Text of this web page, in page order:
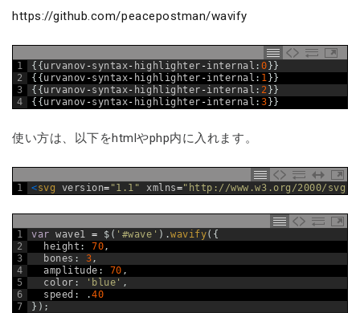
https://github.com/peacepostman/wavify
1
2
3
4
{ { urvanov -syntax- highlighter -internal :0 } }
{ { urvanov -syntax- highlighter -internal : 1 } }
{ { urvanov -syntax- highlighter -internal : 2 } }
{ { urvanov -syntax- highlighter -internal :3 } }
使い方は、以下をhtmlやphp内に入れます。
1 <svg version= "1.1" xmlns="http://www.w3.org/2000/svg"
1
2
3
4
5
6
7
var wave1 = $ ( '#wave' ) .wavify( {
height : 70,
bones : 3,
amplitude : 70 ,
color : 'blue' ,
speed : .40
} ) ;